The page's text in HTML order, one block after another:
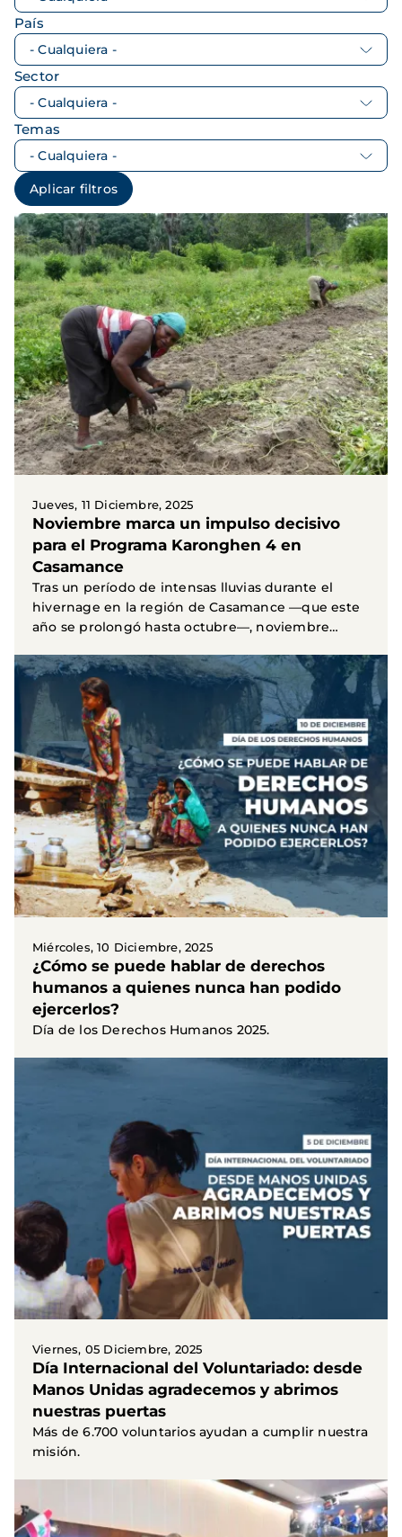
País
Sector
Temas
Jueves, 11 Diciembre, 2025
Noviembre marca un impulso decisivo
para el Programa Karonghen 4 en
Casamance
Tras un período de intensas lluvias durante el
hivernage en la región de Casamance —que este
año se prolongó hasta octubre—, noviembre
Miércoles, 10 Diciembre, 2025
¿Cómo se puede hablar de derechos
humanos a quienes nunca han podido
ejercerlos?
Día de los Derechos Humanos 2025.
Viernes, 05 Diciembre, 2025
Día Internacional del Voluntariado: desde
Manos Unidas agradecemos y abrimos
nuestras puertas
Más de 6.700 voluntarios ayudan a cumplir nuestra
misión.